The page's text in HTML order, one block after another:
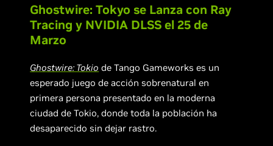
Ghostwire: Tokyo se Lanza con Ray
Tracing y NVIDIA DLSS el 25 de
Marzo
Ghostwire: Tokio de Tango Gameworks es un
esperado juego de acción sobrenatural en
primera persona presentado en la moderna
ciudad de Tokio, donde toda la población ha
desaparecido sin dejar rastro.